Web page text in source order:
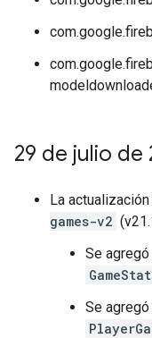
29 de julio de
La
games-v2
Se
Se